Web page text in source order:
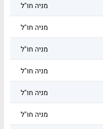
מניה חו"ל
מניה חו"ל
מניה חו"ל
מניה חו"ל
מניה חו"ל
מניה חו"ל